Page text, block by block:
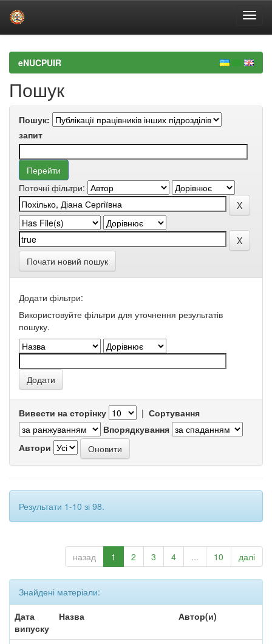
navigationeNUCPUIR
Пошук
Пошук:
запит
Поточні фільтри:
Почати новий пошук
Додати фільтри:
Використовуйте фільтри для уточнення результатів
пошуку.
Вивести на сторінку | Сортування
Впорядкування
Автори
Результати 1-10 зі 98.
назад 1 2 3 4 ... 10 далі
Знайдені матеріали:
Дата
випуску
Назва Автор(и)